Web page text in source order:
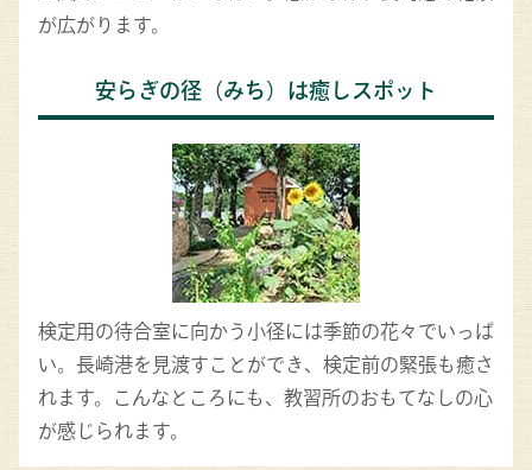
が広がります。
安らぎの径（みち）は癒しスポット
検定用の待合室に向かう小径には季節の花々でいっぱ
い。長崎港を見渡すことができ、検定前の緊張も癒さ
れます。こんなところにも、教習所のおもてなしの心
が感じられます。